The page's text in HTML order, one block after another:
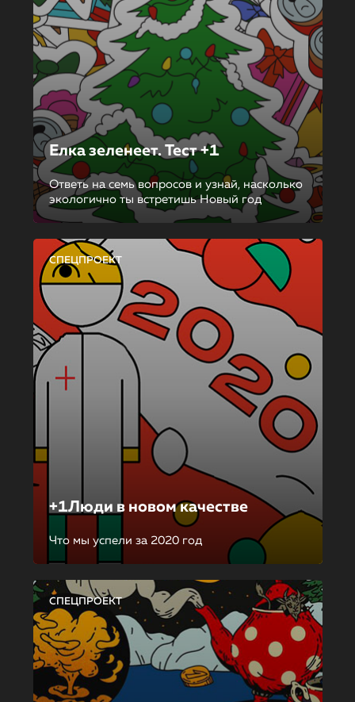
Елка зеленеет. Тест +1
Ответь на семь вопросов и узнай, насколько
экологично ты встретишь Новый год
СПЕЦПРОЕКТ
+1Люди в новом качестве
Что мы успели за 2020 год
СПЕЦПРОЕКТ